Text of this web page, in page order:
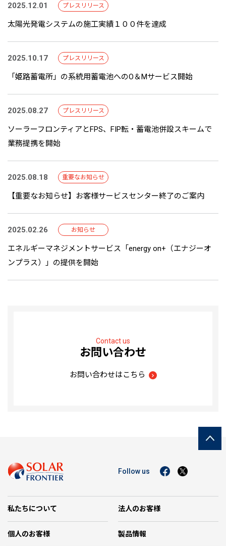
2025.12.01 プレスリリース
太陽光発電システムの施工実績１００件を達成
2025.10.17 プレスリリース
「姫路蓄電所」の系統用蓄電池へのO＆Mサービス開始
2025.08.27 プレスリリース
ソーラーフロンティアとFPS、FIP転・蓄電池併設スキームで
業務提携を開始
2025.08.18 重要なお知らせ
【重要なお知らせ】お客様サービスセンター終了のご案内
2025.02.26 お知らせ
エネルギーマネジメントサービス「energy on+（エナジーオ
ンプラス）」の提供を開始
Contact us
お問い合わせ
お問い合わせはこちら
Follow us
私たちについて 法人のお客様
個人のお客様 製品情報